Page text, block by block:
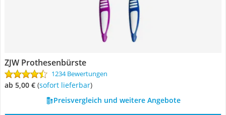
ZJW Prothesenbürste
1234 Bewertungen
ab 5,00 € ( Sofort lieferbar)
Preisvergleich und weitere Angebote